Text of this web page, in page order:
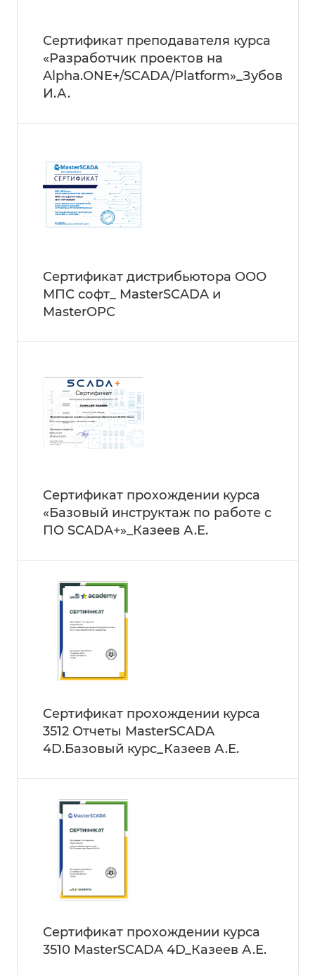
Сертификат преподавателя курса
«Разработчик проектов на
Alpha.ONE+/SCADA/Platform»_Зубов
И.А.
Сертификат дистрибьютора ООО
МПС софт_ MasterSCADA и
MasterOPC
Сертификат прохождении курса
«Базовый инструктаж по работе с
ПО SCADA+»_Казеев А.Е.
Сертификат прохождении курса
3512 Отчеты MasterSCADA
4D.Базовый курс_Казеев А.Е.
Сертификат прохождении курса
3510 MasterSCADA 4D_Казеев А.Е.